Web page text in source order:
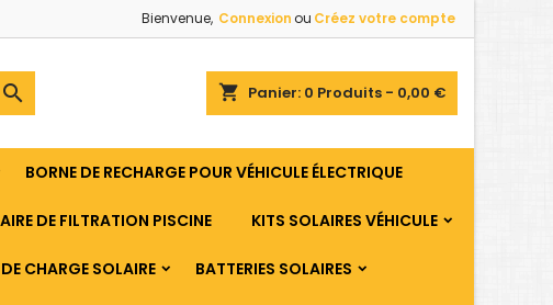
Bienvenue, Connexionou Créez votre compte
shopping_cart Panier: 0 Produits - 0,00 €

BORNE DE RECHARGE POUR VÉHICULE ÉLECTRIQUE
DE FILTRATION PISCINE KITS SOLAIRES VÉHICULE
CHARGE SOLAIRE BATTERIES SOLAIRES